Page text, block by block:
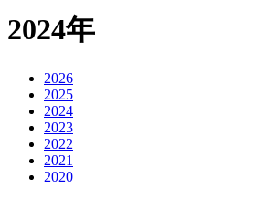
2024年
2026
2025
2024
2023
2022
2021
2020